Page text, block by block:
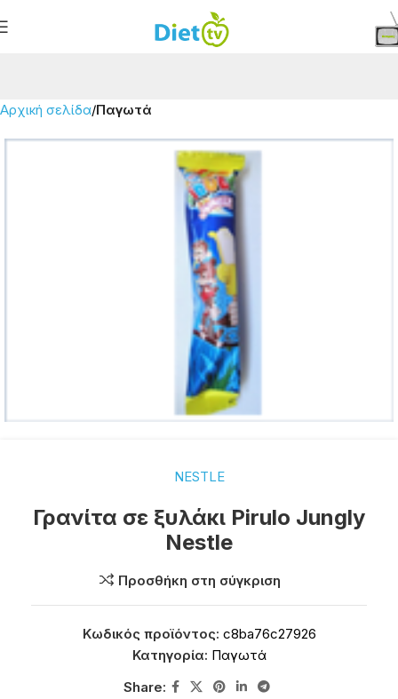
Αρχική σελίδα Παγωτά
NESTLE
Γρανίτα σε ξυλάκι Pirulo Jungly
Nestle
Προσθήκη στη σύγκριση
Κωδικός προϊόντος: c8ba76c27926
Κατηγορία: Παγωτά
Share: